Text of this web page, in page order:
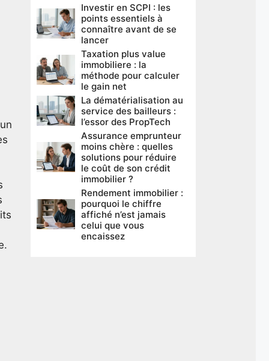
Investir en SCPI : les
points essentiels à
connaître avant de se
lancer
Taxation plus value
immobiliere : la
méthode pour calculer
le gain net
La dématérialisation au
service des bailleurs :
l’essor des PropTech
Assurance emprunteur
moins chère : quelles
solutions pour réduire
le coût de son crédit
immobilier ?
Rendement immobilier :
pourquoi le chiffre
affiché n’est jamais
celui que vous
encaissez